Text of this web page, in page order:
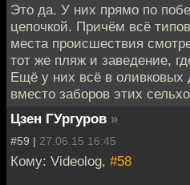
Это да. У них прямо по
цепочкой. Причём всё
места происшествия
тот же пляж и заведение,
Ещё у них всё в оливковых
вместо заборов этих
Цзен ГУргуров »
#59 | 27.06.15 16:45
Кому: Videolog, #58